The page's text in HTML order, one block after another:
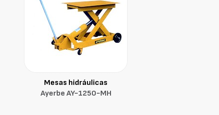
Mesas hidráulicas
Ayerbe AY-1250-MH